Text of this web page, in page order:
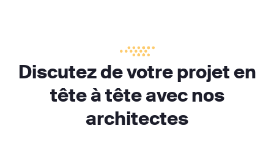
Discutez de votre projet en
tête à tête avec nos
architectes